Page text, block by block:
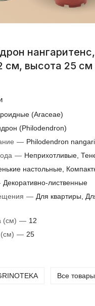
см, высота 25 см
(Araceae)
(Philodendron)
— Philodendron
— Неприхотливые,
настольные,
Декоративно-лиственные
— Для квартиры,
(см) — 12
— 25
Все